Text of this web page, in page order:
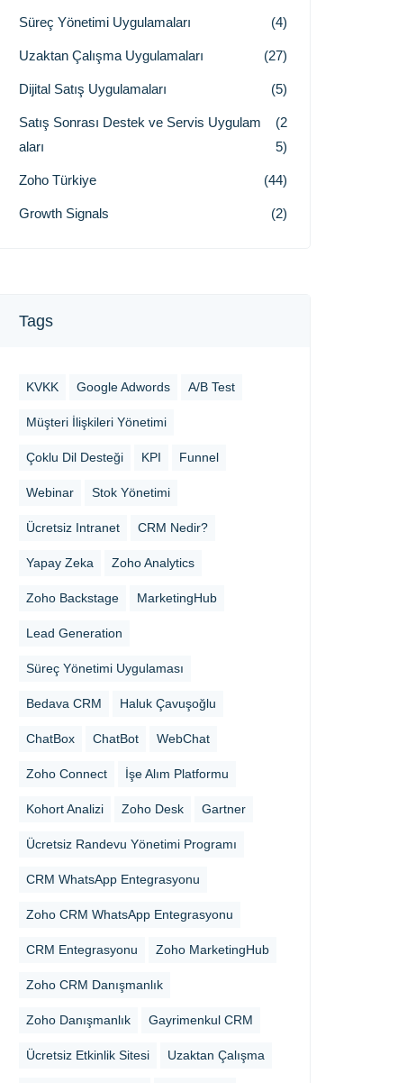
Süreç Yönetimi Uygulamaları (4)
Uzaktan Çalışma Uygulamaları (27)
Dijital Satış Uygulamaları (5)
Satış Sonrası Destek ve Servis Uygulam
aları
(2
5)
Zoho Türkiye (44)
Growth Signals (2)
Tags
KVKK Google Adwords A/B Test
Müşteri İlişkileri Yönetimi
Çoklu Dil Desteği KPI Funnel
Webinar Stok Yönetimi
Ücretsiz Intranet CRM Nedir?
Yapay Zeka Zoho Analytics
Zoho Backstage MarketingHub
Lead Generation
Süreç Yönetimi Uygulaması
Bedava CRM Haluk Çavuşoğlu
ChatBox ChatBot WebChat
Zoho Connect İşe Alım Platformu
Kohort Analizi Zoho Desk Gartner
Ücretsiz Randevu Yönetimi Programı
CRM WhatsApp Entegrasyonu
Zoho CRM WhatsApp Entegrasyonu
CRM Entegrasyonu Zoho MarketingHub
Zoho CRM Danışmanlık
Zoho Danışmanlık Gayrimenkul CRM
Ücretsiz Etkinlik Sitesi Uzaktan Çalışma